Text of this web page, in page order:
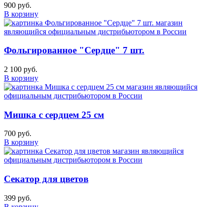
900 руб.
В корзину
Фольгированное "Сердце" 7 шт.
2 100 руб.
В корзину
Мишка с сердцем 25 см
700 руб.
В корзину
Секатор для цветов
399 руб.